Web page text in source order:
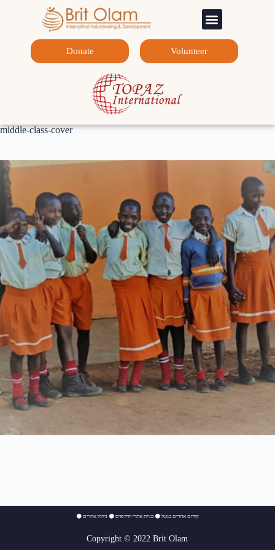
Donate Volunteer
middle-class-cover
⚫ קידום אתרים בגוגל ⚫בניית אתרי וורדפרס ⚫ניהול אתרים
Copyright © 2022 Brit Olam